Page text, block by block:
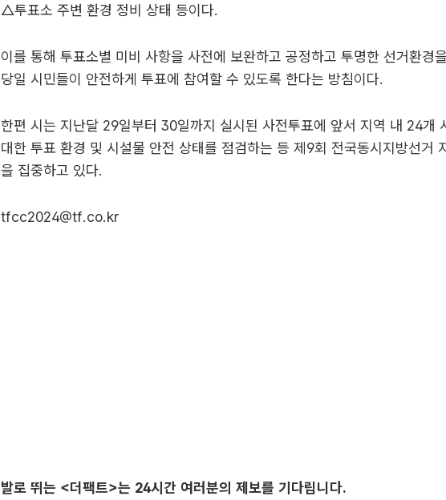
△투표소 주변 환경 정비 상태 등이다.
이를 통해 투표소별 미비 사항을 사전에 보완하고 공정하고 투명한 선거환경
당일 시민들이 안전하게 투표에 참여할 수 있도록 한다는 방침이다.
한편 시는 지난달 29일부터 30일까지 실시된 사전투표에 앞서 지역 내 24개
대한 투표 환경 및 시설물 안전 상태를 점검하는 등 제9회 전국동시지방선거
을 집중하고 있다.
tfcc2024@tf.co.kr
발로 뛰는 <더팩트>는 24시간 여러분의 제보를 기다립니다.